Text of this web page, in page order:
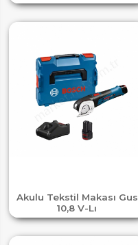
Akulu Tekstil Makası Gus
10,8 V-Lı